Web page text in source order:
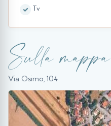
Tv
Sulla mappa
Via Osimo, 104